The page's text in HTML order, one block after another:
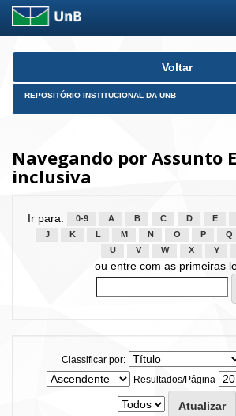
Skip
Voltar
REPOSITÓRIO INSTITUCIONAL DA UNB
Navegando por Assunto
inclusiva
Ir para: 0-9 A B C D E
J
K L M N O P Q
U
V W X Y
ou entre com as primeiras
Classificar por:
Resultados/Página